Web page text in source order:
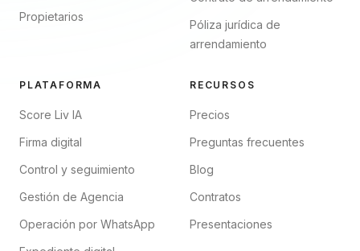
Propietarios
Póliza jurídica de
arrendamiento
PLATAFORMA
Score Liv IA
Firma digital
Control y seguimiento
Gestión de Agencia
Operación por WhatsApp
RECURSOS
Precios
Preguntas frecuentes
Blog
Contratos
Presentaciones